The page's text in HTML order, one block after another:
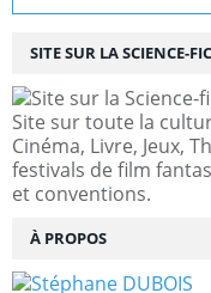
SITE SUR LA SCIENCE-
Site sur toute la
Cinéma, Livre, Jeux,
festivals de film
et conventions.
À PROPOS